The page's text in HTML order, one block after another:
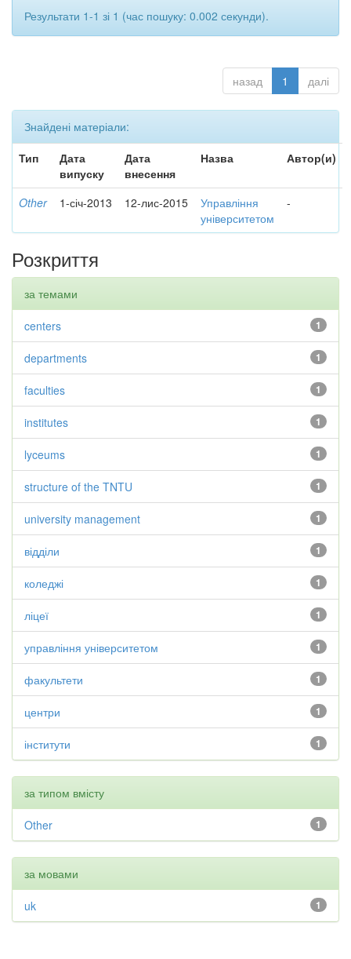
Результати 1-1 зі 1 (час пошуку: 0.002 секунди).
назад 1 далі
Знайдені матеріали:
Тип
Дата
випуску
Дата
внесення
Назва Автор(и)
Other 1-січ-2013 12-лис-2015
Управління
університетом
-
Розкриття
за темами
1
centers
1
departments
1
faculties
1
institutes
1
lyceums
1
structure of the TNTU
1
university management
1
відділи
1
коледжі
1
ліцеї
1
управління університетом
1
факультети
1
центри
1
інститути
за типом вмісту
1
Other
за мовами
1
uk